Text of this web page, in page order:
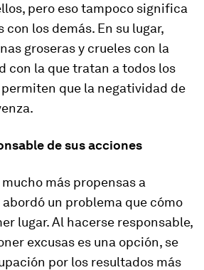
pero eso tampoco significa
con los demás. En su lugar,
groseras y crueles con la
con la que tratan a todos los
permiten que la negatividad de
de sus acciones
más propensas a
un problema que cómo
lugar. Al hacerse responsable,
excusas es una opción, se
por los resultados más